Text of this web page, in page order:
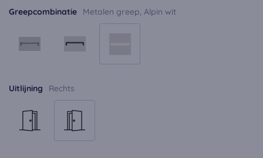
Greepcombinatie Metalen greep, Alpin wit
Uitlijning Rechts